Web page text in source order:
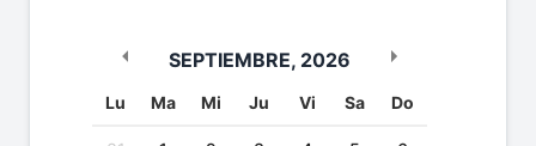
SEPTIEMBRE, 2026
Lu Ma Mi Ju Vi Sa Do